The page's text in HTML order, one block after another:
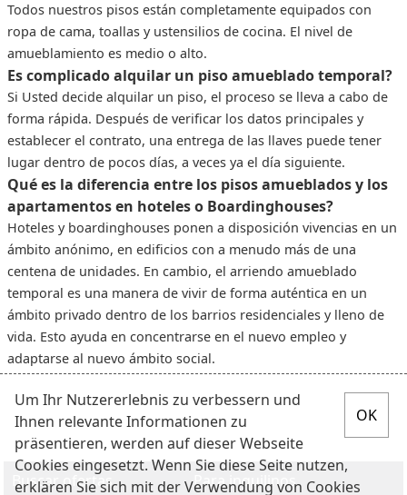
Todos nuestros pisos están completamente equipados con
ropa de cama, toallas y ustensilios de cocina. El nivel de
amueblamiento es medio o alto.
Es complicado alquilar un piso amueblado temporal?
Si Usted decide alquilar un piso, el proceso se lleva a cabo de
forma rápida. Después de verificar los datos principales y
establecer el contrato, una entrega de las llaves puede tener
lugar dentro de pocos días, a veces ya el día siguiente.
Qué es la diferencia entre los pisos amueblados y los
apartamentos en hoteles o Boardinghouses?
Hoteles y boardinghouses ponen a disposición vivencias en un
ámbito anónimo, en edificios con a menudo más de una
centena de unidades. En cambio, el arriendo amueblado
temporal es una manera de vivir de forma auténtica en un
ámbito privado dentro de los barrios residenciales y lleno de
vida. Esto ayuda en concentrarse en el nuevo empleo y
adaptarse al nuevo ámbito social.
Buscar ofertas Para inquilinos
Um Ihr Nutzererlebnis zu verbessern und
Ihnen relevante Informationen zu
präsentieren, werden auf dieser Webseite
Cookies eingesetzt. Wenn Sie diese Seite nutzen,
erklären Sie sich mit der Verwendung von Cookies